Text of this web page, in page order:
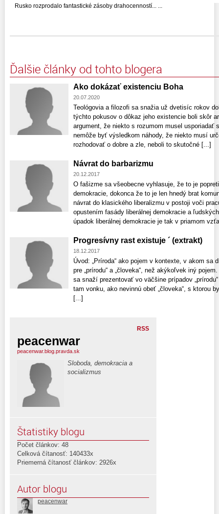
Rusko rozprodalo fantastické zásoby drahocenností... ...
Ďalšie články od tohto blogera
Ako dokázať existenciu Boha
20.07.2020
Teológovia a filozofi sa snažia už dvetisíc rokov
týchto pokusov o dôkaz jeho existencie boli skôr
argument, že niekto s rozumom musel usporiadať
nemôže byť výsledkom náhody, že niekto musí
rozhodovať o dobre a zle, neboli to skutočné [...]
Návrat do barbarizmu
20.12.2017
O fašizme sa všeobecne vyhlasuje, že to je
demokracie, dokonca že to je len hnedý brat
návrat do klasického liberalizmu v postoji voči
opustením fasády liberálnej demokracie a
úpadok liberálnej demokracie je tak v priamom
Progresívny rast existuje ´ (extrakt)
18.12.2017
Úvod: „Príroda“ ako pojem v kontexte, v akom sa
pre „prírodu“ a „človeka“, než akýkoľvek iný
sa snaží prezentovať vo väčšine prípadov
tam vonku, ako nevinnú obeť „človeka“, s ktorou
[...]
RSS
peacenwar
peacenwar.blog.pravda.sk
Sloboda, demokracia a
socializmus
Štatistiky blogu
Počet článkov: 48
Celková čítanosť: 140433x
Priemerná čítanosť článkov: 2926x
Autor blogu
peacenwar